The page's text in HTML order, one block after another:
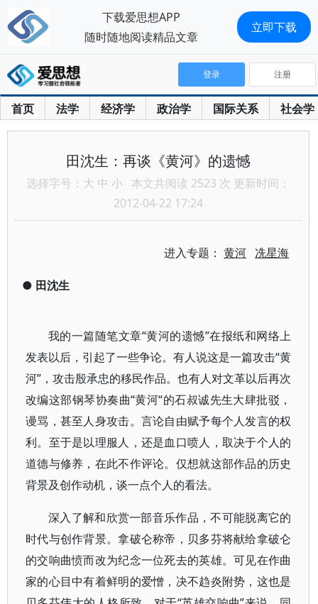
首页 法学 经济学 政治学 国际关系 社会学
登录 注册
田沈生：再谈《黄河》的遗憾
选择字号： 大 中 小 本文共阅读 2523 次 更新时间：
2012-04-22 17:24
进入专题：黄河 冼星海
● 田沈生
我的一篇随笔文章“黄河的遗憾”在报纸和网络上
发表以后，引起了一些争论。有人说这是一篇攻击“黄
河”，攻击殷承忠的移民作品。也有人对文革以后再次
改编这部钢琴协奏曲“黄河“的石叔诚先生大肆批驳，
谩骂，甚至人身攻击。言论自由赋予每个人发言的权
利。至于是以理服人，还是血口喷人，取决于个人的
道德与修养，在此不作评论。仅想就这部作品的历史
背景及创作动机，谈一点个人的看法。
深入了解和欣赏一部音乐作品，不可能脱离它的
时代与创作背景。拿破仑称帝，贝多芬将献给拿破仑
的交响曲愤而改为纪念一位死去的英雄。可见在作曲
家的心目中有着鲜明的爱憎，决不趋炎附势，这也是
下载爱思想APP
随时随地阅读精品文章
立即下载